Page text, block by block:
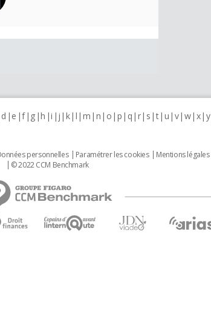
d e f g h i j k l m n o p q r s t u v w x y
personnelles Paramétrer les cookies Mentions légales
© 2022 CCM Benchmark